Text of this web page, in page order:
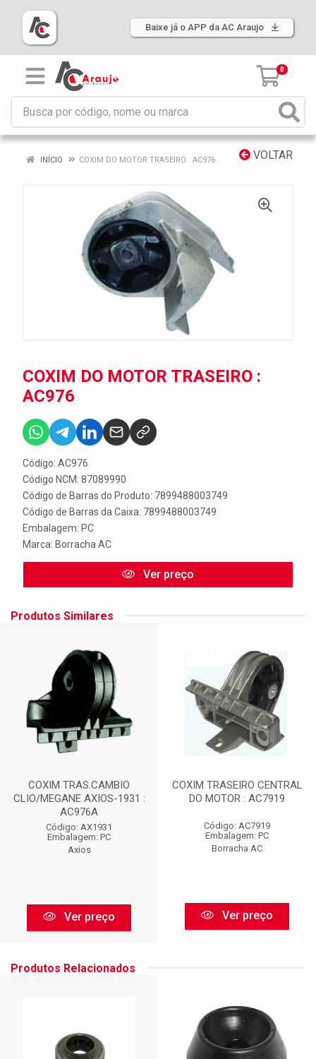
Baixe já o APP da AC Araujo
0
VOLTAR
INÍCIO COXIM DO MOTOR TRASEIRO : AC976
COXIM DO MOTOR TRASEIRO :
AC976
Código: AC976
Código NCM: 87089990
Código de Barras do Produto: 7899488003749
Código de Barras da Caixa: 7899488003749
Embalagem: PC
Marca: Borracha AC
Ver preço
Produtos Similares
COXIM TRAS.CAMBIO
CLIO/MEGANE AXIOS-1931 :
AC976A
Código: AX1931
Embalagem: PC
Axios
Ver preço
COXIM TRASEIRO CENTRAL
DO MOTOR : AC7919
Código: AC7919
Embalagem: PC
Borracha AC
Ver preço
Produtos Relacionados